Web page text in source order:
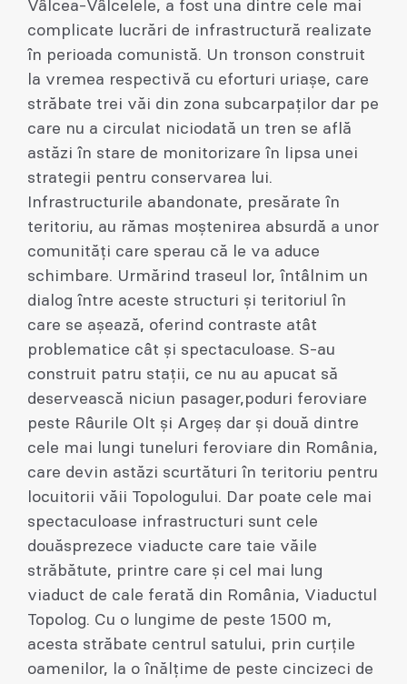
Vâlcea-Vâlcelele, a fost una dintre cele mai
complicate lucrări de infrastructură realizate
în perioada comunistă. Un tronson construit
la vremea respectivă cu eforturi uriașe, care
străbate trei văi din zona subcarpaților dar pe
care nu a circulat niciodată un tren se află
astăzi în stare de monitorizare în lipsa unei
strategii pentru conservarea lui.
Infrastructurile abandonate, presărate în
teritoriu, au rămas moștenirea absurdă a unor
comunități care sperau că le va aduce
schimbare. Urmărind traseul lor, întâlnim un
dialog între aceste structuri și teritoriul în
care se așează, oferind contraste atât
problematice cât și spectaculoase. S-au
construit patru stații, ce nu au apucat să
deservească niciun pasager,poduri feroviare
peste Râurile Olt și Argeș dar și două dintre
cele mai lungi tuneluri feroviare din România,
care devin astăzi scurtături în teritoriu pentru
locuitorii văii Topologului. Dar poate cele mai
spectaculoase infrastructuri sunt cele
douăsprezece viaducte care taie văile
străbătute, printre care și cel mai lung
viaduct de cale ferată din România, Viaductul
Topolog. Cu o lungime de peste 1500 m,
acesta străbate centrul satului, prin curțile
oamenilor, la o înălțime de peste cincizeci de